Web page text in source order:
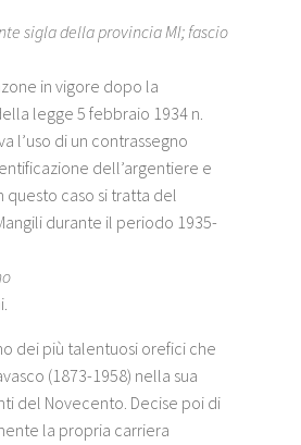
sigla della provincia MI; fascio
in vigore dopo la
legge 5 febbraio 1934 n.
l’uso di un contrassegno
dell’argentiere e
questo caso si tratta del
durante il periodo 1935-
dei più talentuosi orefici che
(1873-1958) nella sua
del Novecento. Decise poi di
la propria carriera